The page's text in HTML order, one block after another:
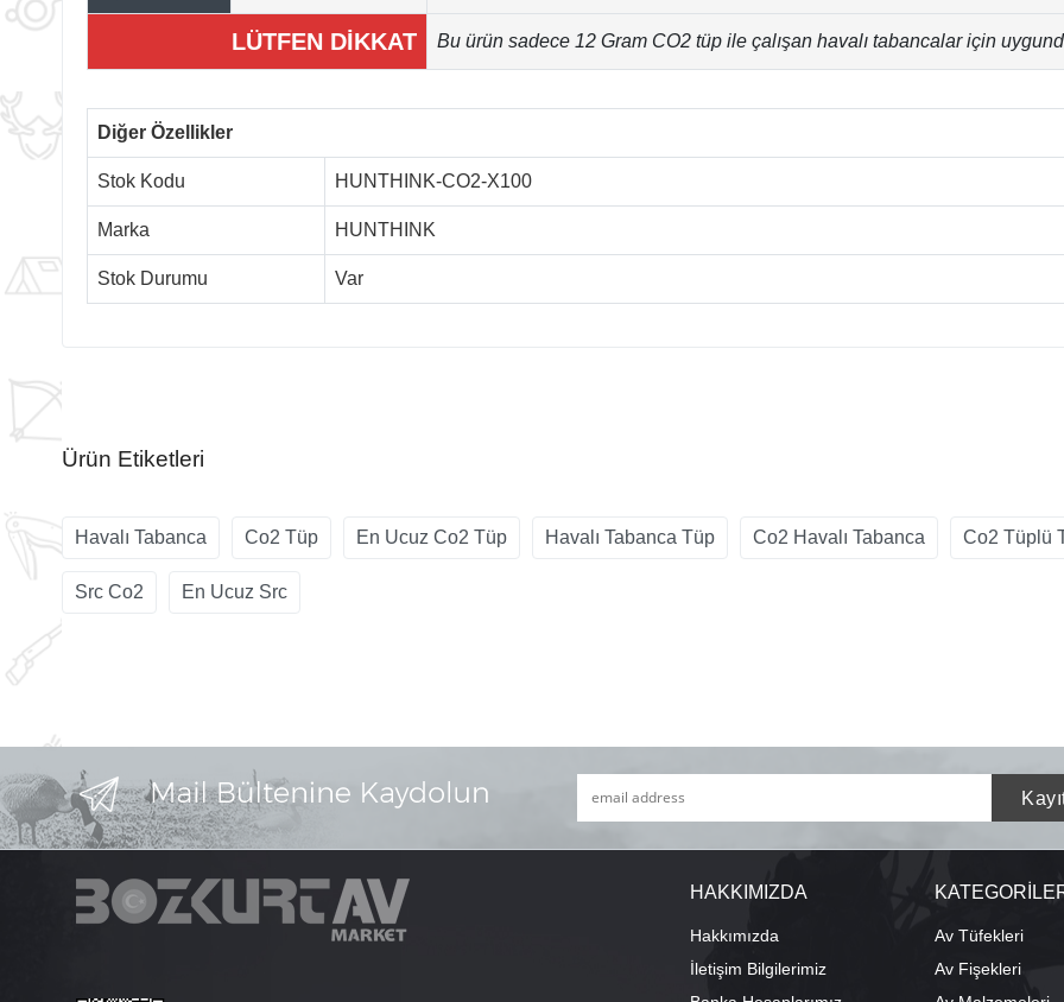
LÜTFEN DİKKAT Bu ürün sadece 12 Gram CO2 tüp ile çalışan havalı tabancalar için
Diğer Özellikler
Stok Kodu HUNTHINK-CO2-X100
Marka HUNTHINK
Stok Durumu Var
Ürün Etiketleri
Havalı Tabanca Co2 Tüp En Ucuz Co2 Tüp Havalı Tabanca Tüp Co2 Havalı Tabanca Co2 Tüplü
Src Co2 En Ucuz Src
HAKKIMIZDA
Hakkımızda
İletişim Bilgilerimiz
Av Tüfekleri
Av Fişekleri